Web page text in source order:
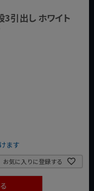
3引出し ホワイト
ます
お気に入りに登録する